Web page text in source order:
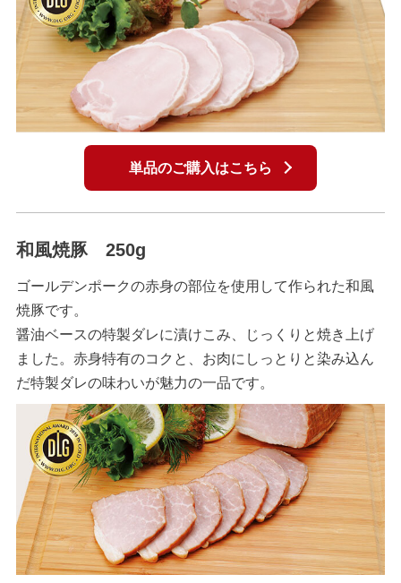
単品のご購入はこちら
和風焼豚 250g
ゴールデンポークの赤身の部位を使用して作られた和風
焼豚です。
醤油ベースの特製ダレに漬けこみ、じっくりと焼き上げ
ました。赤身特有のコクと、お肉にしっとりと染み込ん
だ特製ダレの味わいが魅力の一品です。